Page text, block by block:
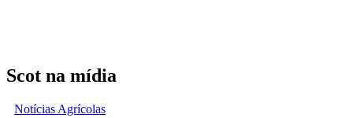
Scot na mídia
Notícias Agrícolas